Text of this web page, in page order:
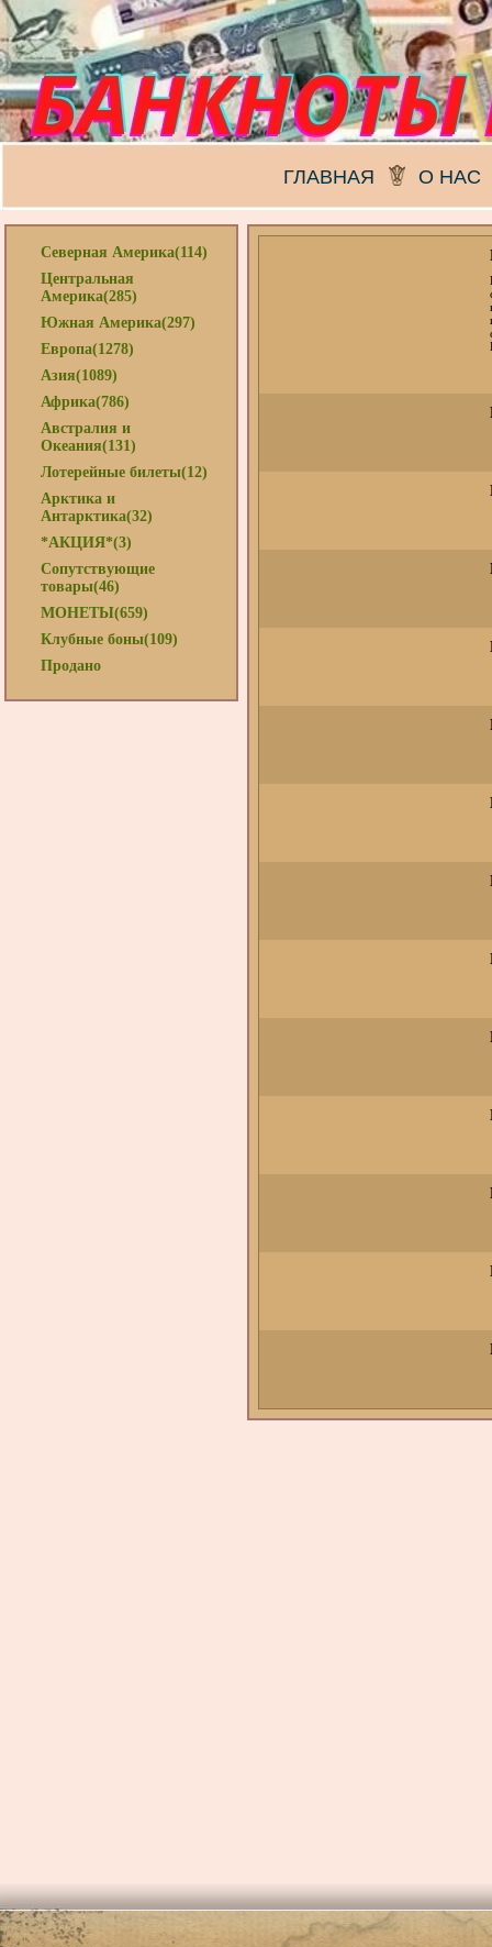
ГЛАВНАЯ О НАС
Северная Америка(114)
Центральная
Америка(285)
Южная Америка(297)
Европа(1278)
Азия(1089)
Африка(786)
Австралия и
Океания(131)
Лотерейные билеты(12)
Арктика и
Антарктика(32)
*АКЦИЯ*(3)
Сопутствующие
товары(46)
МОНЕТЫ(659)
Клубные боны(109)
Продано